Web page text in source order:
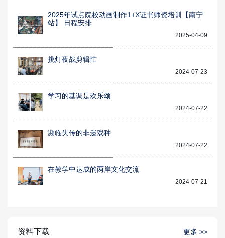
2025年试点院校动画制作1+X证书师资培训【南宁
站】 日程安排
2025-04-09
挑灯夜战剪辑忙
2024-07-23
学习的基调是欢乐颂
2024-07-22
濒临失传的非遗戏种
2024-07-22
在教学中达成的两岸文化交流
2024-07-21
资料下载 更多 >>